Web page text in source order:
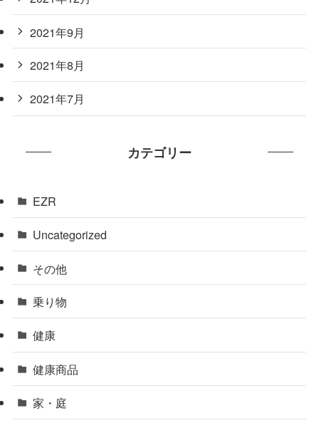
2021年9月
2021年8月
2021年7月
カテゴリー
EZR
Uncategorized
その他
乗り物
健康
健康商品
家・庭